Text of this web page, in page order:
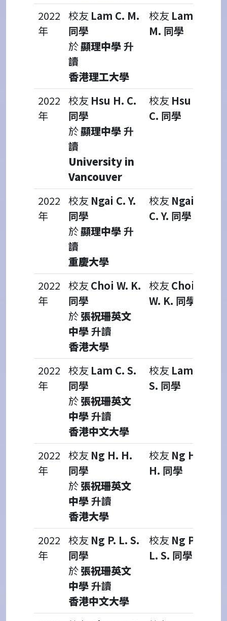
2022
年
校友 Lam C. M.
同學
於顯理中學升
讀
香港理工大學
校友 Lam C.
M. 同學
2022
年
校友 Hsu H. C.
同學
於顯理中學升
讀
University in
Vancouver
校友 Hsu H.
C. 同學
2022
年
校友 Ngai C. Y.
同學
於顯理中學升
讀
重慶大學
校友 Ngai
C. Y. 同學
2022
年
校友 Choi W. K.
同學
於張祝珊英文
中學升讀
香港大學
校友 Choi
W. K. 同學
2022
年
校友 Lam C. S.
同學
於張祝珊英文
中學升讀
香港中文大學
校友 Lam C.
S. 同學
2022
年
校友 Ng H. H.
同學
於張祝珊英文
中學升讀
香港大學
校友 Ng H.
H. 同學
2022
年
校友 Ng P. L. S.
同學
於張祝珊英文
中學升讀
香港中文大學
校友 Ng P.
L. S. 同學